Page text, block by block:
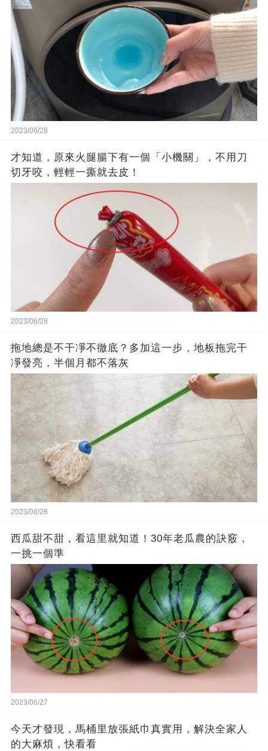
2023/06/28
才知道，原來火腿腸下有一個「小機關」，不用刀
切牙咬，輕輕一撕就去皮！
2023/06/28
拖地總是不干凈不徹底？多加這一步，地板拖完干
凈發亮，半個月都不落灰
2023/06/28
西瓜甜不甜，看這里就知道！30年老瓜農的訣竅，
一挑一個準
2023/06/27
今天才發現，馬桶里放張紙巾真實用，解決全家人
的大麻煩，快看看